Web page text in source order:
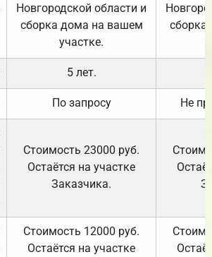
Новгородской области и
сборка дома на вашем
участке.
5 лет.
По запросу Не
Стоимость 23000 руб.
Остаётся на участке
Заказчика.
Стоимость 12000 руб.
Остаётся на участке